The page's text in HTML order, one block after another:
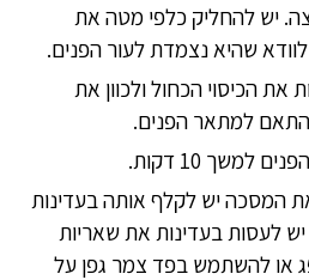
יש להחליק כלפי מטה את
שהיא נצמדת לעור הפנים.
את הכיסוי הכחול ולכוון את
למתאר הפנים.
למשך 10 דקות.
המסכה יש לקלף אותה בעדינות
לעסות בעדינות את שאריות
או להשתמש בפד צמר גפן על